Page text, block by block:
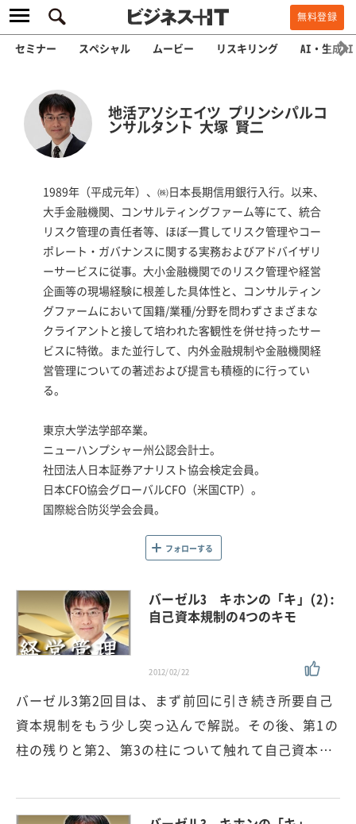
無料登録
セミナー スペシャル ムービー リスキリング AI・生成AI
地活アソシエイツ プリンシパルコ
ンサルタント 大塚 賢二
1989年（平成元年）、㈱日本長期信用銀行入行。以来、
大手金融機関、コンサルティングファーム等にて、統合
リスク管理の責任者等、ほぼ一貫してリスク管理やコー
ポレート・ガバナンスに関する実務およびアドバイザリ
ーサービスに従事。大小金融機関でのリスク管理や経営
企画等の現場経験に根差した具体性と、コンサルティン
グファームにおいて国籍/業種/分野を問わずさまざまな
クライアントと接して培われた客観性を併せ持ったサー
ビスに特徴。また並行して、内外金融規制や金融機関経
営管理についての著述および提言も積極的に行ってい
る。
東京大学法学部卒業。
ニューハンプシャー州公認会計士。
社団法人日本証券アナリスト協会検定会員。
日本CFO協会グローバルCFO（米国CTP）。
国際総合防災学会会員。
フォローする
バーゼル3 キホンの「キ」(2):
自己資本規制の4つのキモ
2012/02/22
バーゼル3第2回目は、まず前回に引き続き所要自己
資本規制をもう少し突っ込んで解説。その後、第1の
柱の残りと第2、第3の柱について触れて自己資本…